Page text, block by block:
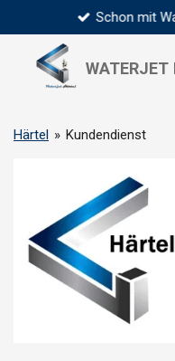
Hauptinhalt
springen
WATERJET
Schon mit
Härtel » Kundendienst